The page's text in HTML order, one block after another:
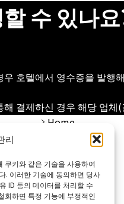
리
쿠키와 같은 기술을 사용하여
. 이러한 기술에 동의하면 당사
ID 등의 데이터를 처리할 수
회하면 특정 기능에 부정적인
수 있나
호텔에서 영수증을 발
결제하신 경우 해당 업체
Home